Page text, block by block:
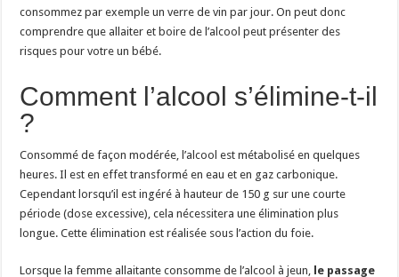
consommez par exemple un verre de vin par jour. On peut donc
comprendre que allaiter et boire de l’alcool peut présenter des
risques pour votre un bébé.
Comment l’alcool s’élimine-t-il
?
Consommé de façon modérée, l’alcool est métabolisé en quelques
heures. Il est en effet transformé en eau et en gaz carbonique.
Cependant lorsqu’il est ingéré à hauteur de 150 g sur une courte
période (dose excessive), cela nécessitera une élimination plus
longue. Cette élimination est réalisée sous l’action du foie.
Lorsque la femme allaitante consomme de l’alcool à jeun, le passage